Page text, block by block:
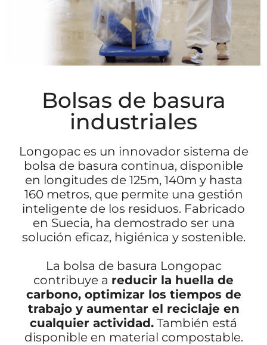
Bolsas de basura
industriales
Longopac es un innovador sistema de
bolsa de basura continua, disponible
en longitudes de 125m, 140m y hasta
160 metros, que permite una gestión
inteligente de los residuos. Fabricado
en Suecia, ha demostrado ser una
solución eficaz, higiénica y sostenible.
La bolsa de basura Longopac
contribuye a reducir la huella de
carbono, optimizar los tiempos de
trabajo y aumentar el reciclaje en
cualquier actividad. También está
disponible en material compostable.